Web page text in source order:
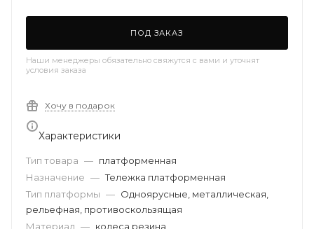
ПОД ЗАКАЗ
Наши менеджеры обязательно свяжутся с вами и уточнят
условия заказа
Хочу в подарок
Характеристики
Тип товара — платформенная
Назначение — Тележка платформенная
Тип платформы — Одноярусные, металлическая,
рельефная, противоскользящая
Материал — колеса резина